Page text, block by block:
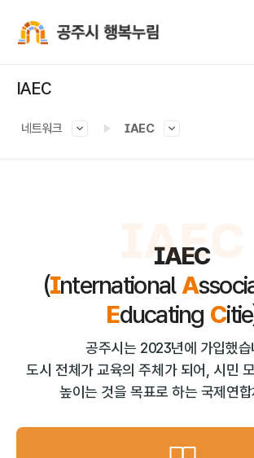
IAEC
네트워크 IAEC
IAEC
IAEC
(InternationalA
Educating C
공주시는 2023년에 가입했습
도시 전체가 교육의 주체가 되어, 시민
높이는 것을 목표로 하는 국제연